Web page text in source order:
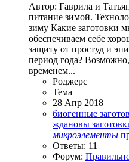
Автор: Гаврила и
питание зимой.
зиму Какие заготовки
обеспечиваем себе
защиту от простуд и
период года?
временем...
Роджерc
Тема
28 Апр 2018
биогенные
ждановы
микроэлементы
Ответы: 11
Форум: